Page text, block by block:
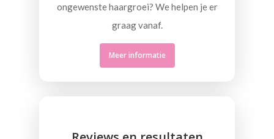
ongewenste haargroei? We helpen je er
graag vanaf.
Meer informatie